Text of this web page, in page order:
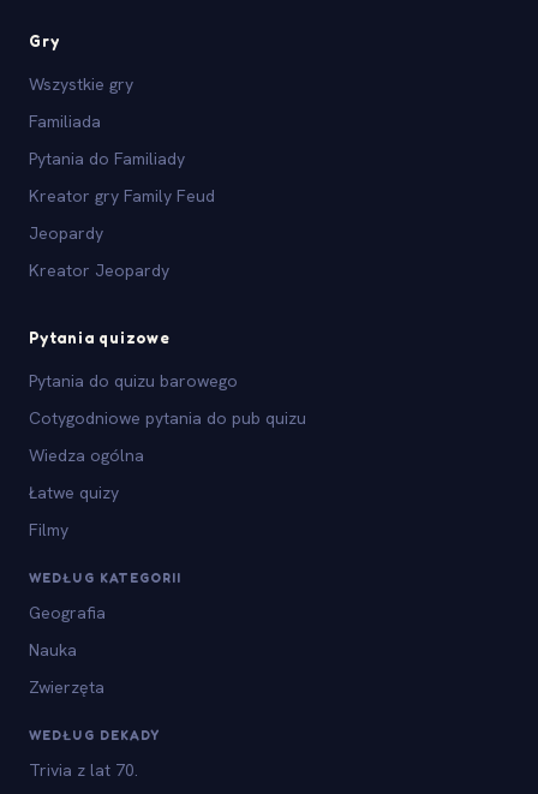
Gry
Wszystkie gry
Familiada
Pytania do Familiady
Kreator gry Family Feud
Jeopardy
Kreator Jeopardy
Pytania quizowe
Pytania do quizu barowego
Cotygodniowe pytania do pub quizu
Wiedza ogólna
Łatwe quizy
Filmy
WEDŁUG KATEGORII
Geografia
Nauka
Zwierzęta
WEDŁUG DEKADY
Trivia z lat 70.